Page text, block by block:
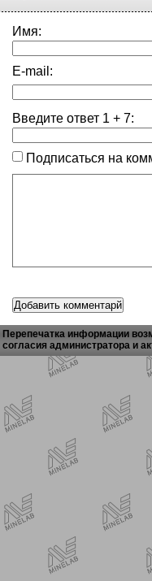
Имя:
E-mail:
Введите ответ 1 + 7:
Подписаться на
Перепечатка информации
согласия администратора и